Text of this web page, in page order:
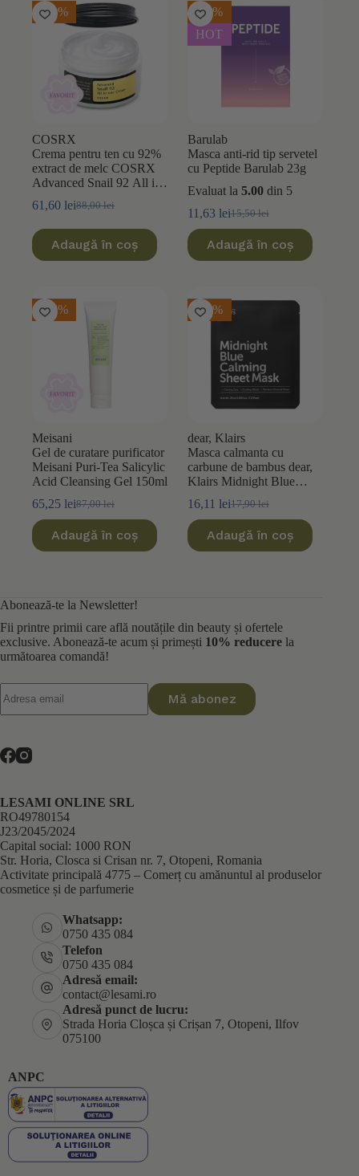
-30%
COSRX
Crema pentru ten cu 92%
extract de melc COSRX
Advanced Snail 92 All in
One 100ml
88,00lei
Prețul
inițial
a
fost:
61,60 leiPrețul
curent
este:
61,60 lei.
Adaugă în coș
-25%
HOT
Barulab
Masca anti-rid tip servetel
cu Peptide Barulab 23g
Evaluat la 5.00din 5
15,50lei
Prețul
a
fost:
11,63 leiPrețul
este:
11,63 lei.
Adaugă în coș
-25%
Meisani
Gel de curatare purificator
Meisani Puri-Tea Salicylic
Acid Cleansing Gel 150ml
87,00lei
Prețul
a
fost:
65,25 leiPrețul
este:
65,25 lei.
Adaugă în coș
-10%
dear, Klairs
Masca calmanta cu
carbune de bambus dear,
Klairs Midnight Blue
17,90lei
Prețul
a
fost:
16,11 leiPrețul
este:
16,11 lei.
Adaugă în coș
Abonează-te la Newsletter!
Fii printre primii care află noutățile din beauty și ofertele
exclusive. Abonează-te acum și primești 10% reducere la
următoarea comandă!
Mă abonez
LESAMI ONLINE SRL
RO49780154
J23/2045/2024
Capital social: 1000 RON
Str. Horia, Closca si Crisan nr. 7, Otopeni, Romania
Activitate principală 4775 – Comerț cu amănuntul al produselor
cosmetice și de parfumerie
Whatsapp:
0750 435 084
Telefon
0750 435 084
Adresă email:
contact@lesami.ro
Adresă punct de lucru:
Strada Horia Cloșca și Crișan 7, Otopeni, Ilfov
075100
ANPC